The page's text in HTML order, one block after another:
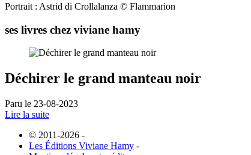
Portrait : Astrid di Crollalanza © Flammarion
ses livres chez viviane hamy
Déchirer le grand manteau noir
Paru le 23-08-2023
Lire la suite
© 2011-2026 -
Les Éditions Viviane Hamy -